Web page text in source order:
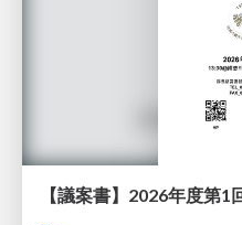
【議案書】2026年度第1